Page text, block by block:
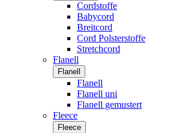
Cordstoffe
Babycord
Breitcord
Cord Polsterstoffe
Stretchcord
Flanell
Flanell
Flanell
Flanell uni
Flanell gemustert
Fleece
Fleece